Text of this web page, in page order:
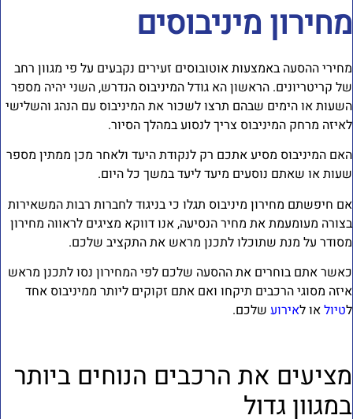
מיניבוסים
ההסעה באמצעות אוטובוסים זעירים נקבעים על פי מגוון רחב
קריטריונים. הראשון הא גודל המיניבוס הנדרש, השני יהיה מספר
או הימים שבהם תרצו לשכור את המיניבוס עם הנהג והשלישי
מרחק המיניבוס צריך לנסוע במהלך הסיור.
המיניבוס מסיע אתכם רק לנקודת היעד ולאחר מכן ממתין מספר
או שאתם נוסעים מיעד ליעד במשך כל היום.
חיפשתם מחירון מיניבוס תגלו כי בניגוד לחברות רבות המשאירות
מעומעמת את מחיר הנסיעה, אנו דווקא מציגים לראווה מחירון
על מנת שתוכלו לתכנן מראש את התקציב שלכם.
אתם בוחרים את ההסעה שלכם לפי המחירון נסו לתכנן מראש
מסוגי הרכבים תיקחו ואם אתם זקוקים ליותר ממיניבוס אחד
טיולאו לאירועשלכם.
את הרכבים הנוחים ביותר
גדול